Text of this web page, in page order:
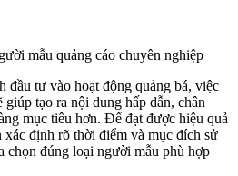
mẫu quảng cáo chuyên nghiệp
đầu tư vào hoạt động quảng bá, việc
giúp tạo ra nội dung hấp dẫn, chân
mục tiêu hơn. Để đạt được hiệu quả
xác định rõ thời điểm và mục đích sử
chọn đúng loại người mẫu phù hợp